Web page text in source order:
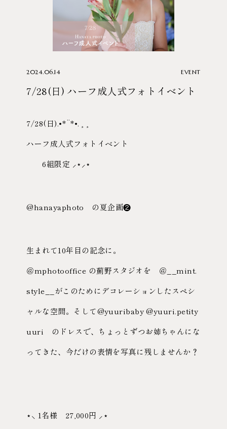
2024.06.14 EVENT
7/28(日) ハーフ成人式フォトイベント
7/28(日).•*¨*•.¸¸
ハーフ成人式フォトイベント
6組限定 ⸝⋆⸝⋆
@hanayaphoto の夏企画❷
生まれて10年目の記念に。
＠mphotooffice の薊野スタジオを ＠__mint.
style__がこのためにデコレーションしたスペシ
ャルな空間。そして@yuuribaby @yuuri.petity
uuri のドレスで、ちょっとずつお姉ちゃんにな
ってきた、今だけの表情を写真に残しませんか？
⋆⸜ 1名様 27,000円 ⸝⋆